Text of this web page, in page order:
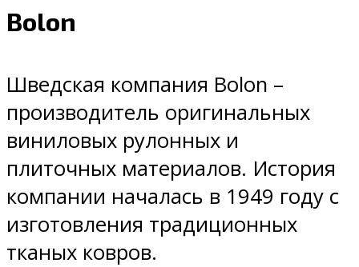
Bolon
Шведская компания Bolon –
производитель оригинальных
виниловых рулонных и
плиточных материалов. История
компании началась в 1949 году с
изготовления традиционных
тканых ковров.